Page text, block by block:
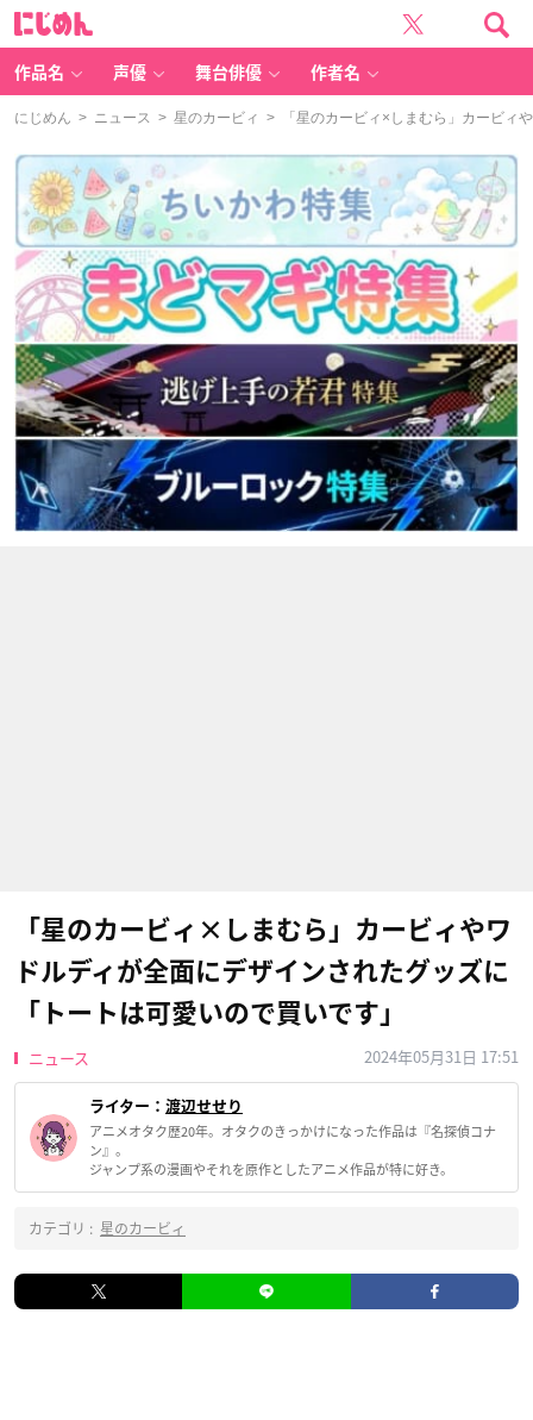
作品名 声優 舞台俳優 作者名
にじめん > ニュース > 星のカービィ > 「星のカービィ×しまむら」カービィ
「星のカービィ×しまむら」カービィやワ
ドルディが全面にデザインされたグッズに
「トートは可愛いので買いです」
ニュース 2024年05月31日 17:51
ライター： 渡辺せせり
アニメオタク歴20年。オタクのきっかけになった作品は『名探偵コナ
ン』。
ジャンプ系の漫画やそれを原作としたアニメ作品が特に好き。
カテゴリ : 星のカービィ